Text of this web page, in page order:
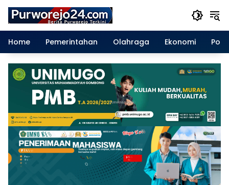
Langsung
konten
Home
Pemerintahan Olahraga Ekonomi